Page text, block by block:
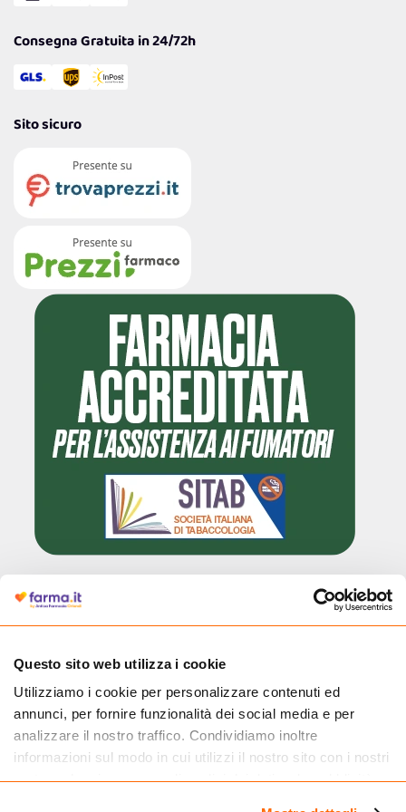
Questo sito web utilizza i cookie
Utilizziamo i cookie per personalizzare contenuti ed
annunci, per fornire funzionalità dei social media e per
analizzare il nostro traffico. Condividiamo inoltre
informazioni sul modo in cui utilizzi il nostro sito con i nostri
partner che si occupano di analisi dei dati web, pubblicità e
Consegna Gratuita in 24/72h
Sito sicuro
autorizzata dal Ministero della Salute a effettuare la vendita online di